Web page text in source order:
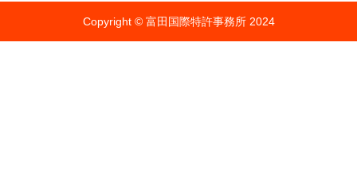
Copyright © 富田国際特許事務所 2024